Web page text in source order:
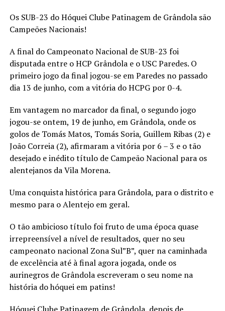
Os SUB-23 do Hóquei Clube Patinagem de Grândola são
Campeões Nacionais!
A final do Campeonato Nacional de SUB-23 foi
disputada entre o HCP Grândola e o USC Paredes. O
primeiro jogo da final jogou-se em Paredes no passado
dia 13 de junho, com a vitória do HCPG por 0-4.
Em vantagem no marcador da final, o segundo jogo
jogou-se ontem, 19 de junho, em Grândola, onde os
golos de Tomás Matos, Tomás Soria, Guillem Ribas (2) e
João Correia (2), afirmaram a vitória por 6 – 3 e o tão
desejado e inédito título de Campeão Nacional para os
alentejanos da Vila Morena.
Uma conquista histórica para Grândola, para o distrito e
mesmo para o Alentejo em geral.
O tão ambicioso título foi fruto de uma época quase
irrepreensível a nível de resultados, quer no seu
campeonato nacional Zona Sul”B”, quer na caminhada
de excelência até à final agora jogada, onde os
aurinegros de Grândola escreveram o seu nome na
história do hóquei em patins!